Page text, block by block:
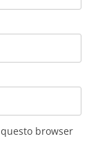
browser